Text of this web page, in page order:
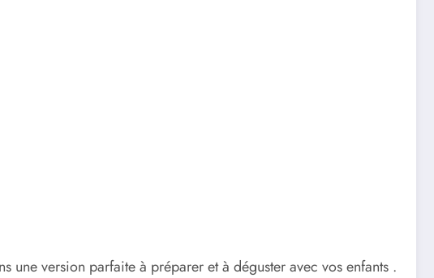
une version parfaite à préparer et à déguster avec vos enfants .